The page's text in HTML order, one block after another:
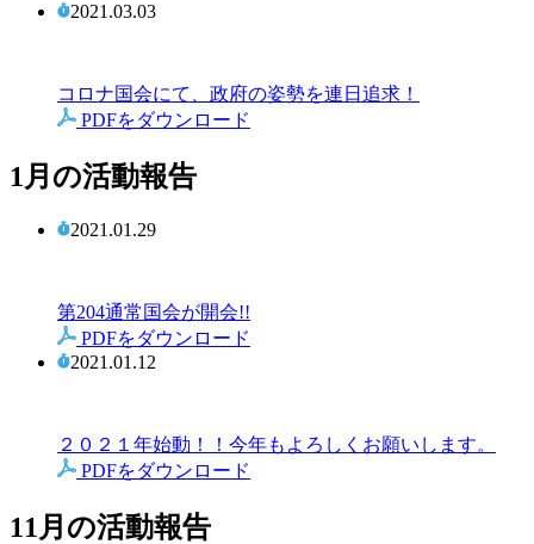
2021.03.03
コロナ国会にて、政府の姿勢を連日追求！
PDFをダウンロード
1月の活動報告
2021.01.29
第204通常国会が開会!!
PDFをダウンロード
2021.01.12
２０２１年始動！！今年もよろしくお願いします。
PDFをダウンロード
11月の活動報告